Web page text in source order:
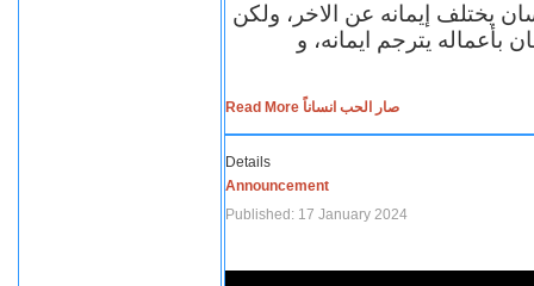
يختلف إيمانه عن الاخر، ولكن
بأعماله يترجم ايمانه، و
Read More صار الحب انساناً
Details
Announcement
Published: 17 January 2024